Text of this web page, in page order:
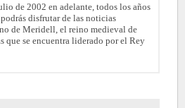
de 2002 en adelante, todos los años
disfrutar de las noticias
de Meridell, el reino medieval de
que se encuentra liderado por el Rey